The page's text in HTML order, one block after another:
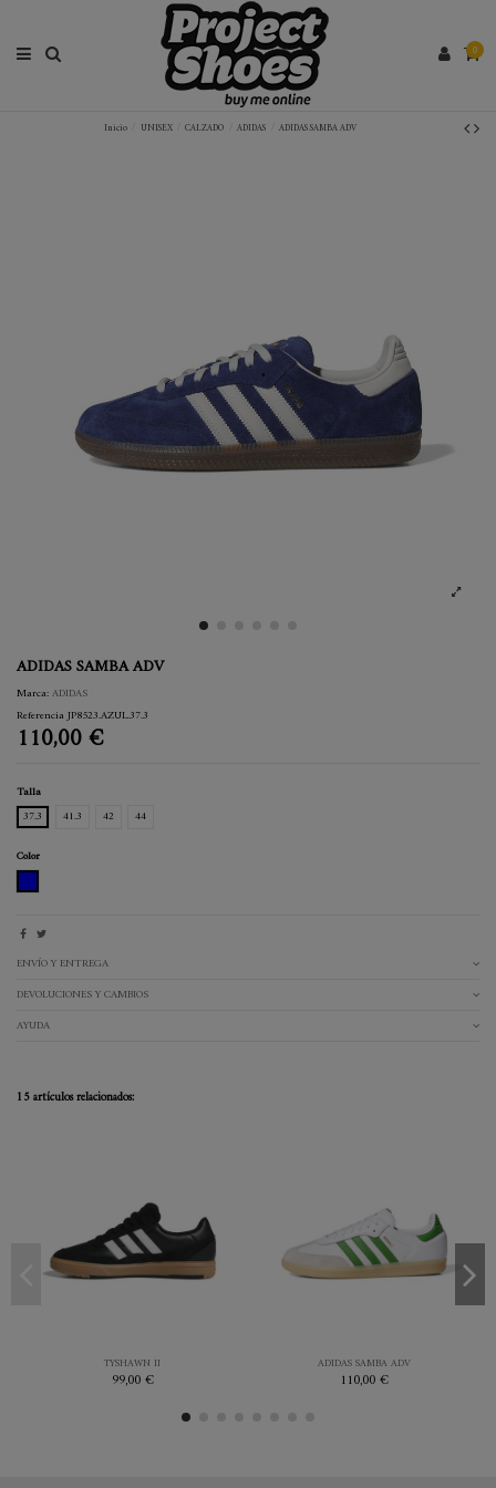
0
Inicio UNISEX CALZADO ADIDAS ADIDAS SAMBA ADV
ADIDAS SAMBA ADV
Marca:ADIDAS
ReferenciaJP8523.AZUL.37.3
110,00 €
Talla
37.3
41.3 42 44
Color
ENVÍO Y ENTREGA
DEVOLUCIONES Y CAMBIOS
AYUDA
15 artículos relacionados:
TYSHAWN II
99,00 €
NEGRO
ADIDAS SAMBA ADV
110,00 €
Añadir al carrito